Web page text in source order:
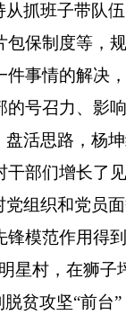
抓班子带队
保制度等，
事情的解决
号召力、影
活思路，杨
部们增长了
组织和党员
模范作用得
星村，在狮
贫攻坚“前